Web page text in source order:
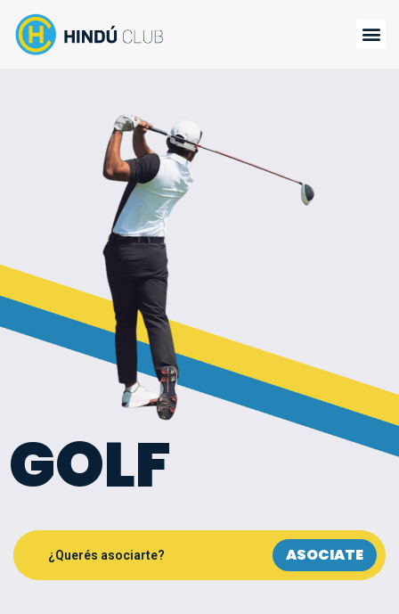
GOLF
¿Querés asociarte? ASOCIATE